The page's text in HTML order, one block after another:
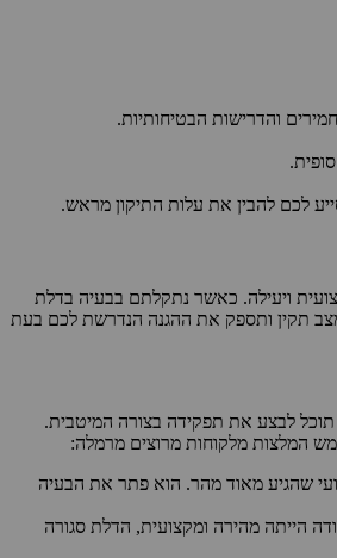
והדרישות הבטיחותיות.
לכם להבין את עלות התיקון מראש.
ויעילה. כאשר נתקלתם בבעיה בדלת
תקין ותספק את ההגנה הנדרשת לכם בעת
לבצע את תפקידה בצורה המיטבית.
המלצות מלקוחות מרוצים מרמלה:
שהגיע מאוד מהר. הוא פתר את הבעיה
הייתה מהירה ומקצועית, הדלת סגורה